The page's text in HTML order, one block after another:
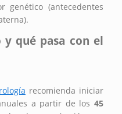
(antecedentes
qué pasa con el
recomienda iniciar
a partir de los 45